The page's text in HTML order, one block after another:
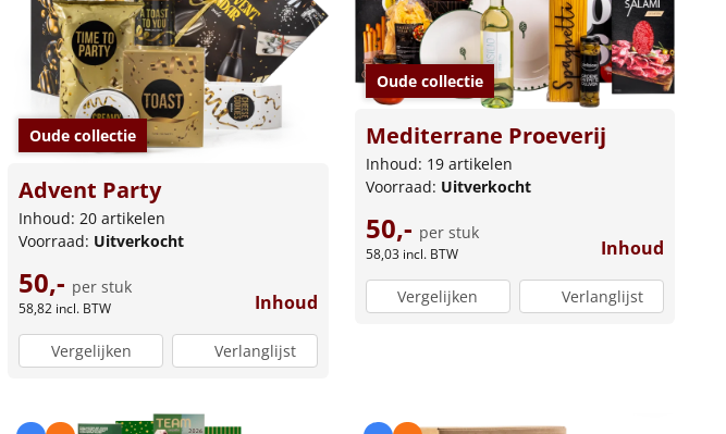
Oude collectie
Advent Party
Inhoud: 20 artikelen
Voorraad: Uitverkocht
50,- per stuk
58,82 incl. BTW Inhoud
Vergelijken Verlanglijst
Oude collectie
Mediterrane Proeverij
Inhoud: 19 artikelen
Voorraad: Uitverkocht
50,- per stuk
58,03 incl. BTW Inhoud
Vergelijken Verlanglijst